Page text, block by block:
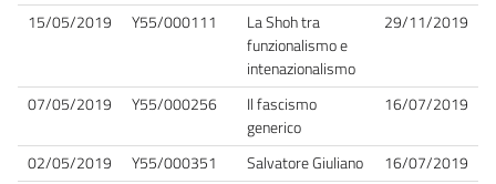
15/05/2019 Y55/000111
La Shoh tra
funzionalismo e
intenazionalismo
29/11/2019
07/05/2019 Y55/000256
Il fascismo
generico
16/07/2019
02/05/2019 Y55/000351 Salvatore Giuliano
16/07/2019